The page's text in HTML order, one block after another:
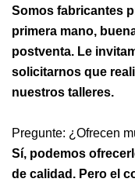
Somos fabricantes
primera mano,
postventa. Le
solicitarnos que
nuestros talleres.
Pregunte: ¿Ofrecen
Sí, podemos
de calidad. Pero el